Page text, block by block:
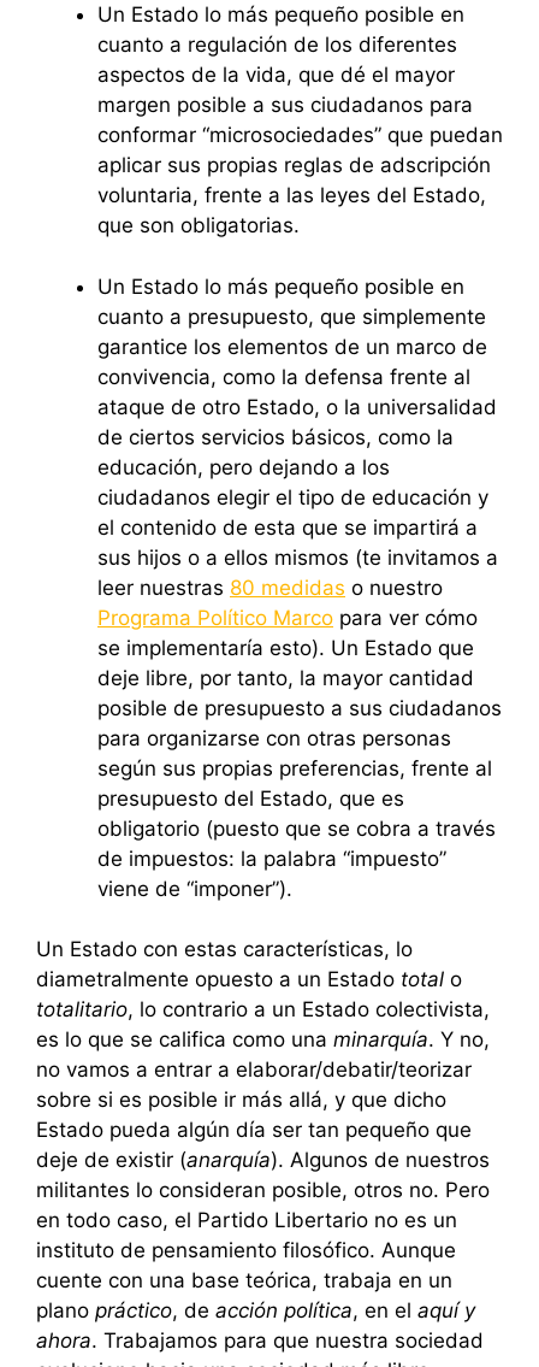
Un Estado lo más pequeño posible en
cuanto a regulación de los diferentes
aspectos de la vida, que dé el mayor
margen posible a sus ciudadanos para
conformar “microsociedades” que puedan
aplicar sus propias reglas de adscripción
voluntaria, frente a las leyes del Estado,
que son obligatorias.
Un Estado lo más pequeño posible en
cuanto a presupuesto, que simplemente
garantice los elementos de un marco de
convivencia, como la defensa frente al
ataque de otro Estado, o la universalidad
de ciertos servicios básicos, como la
educación, pero dejando a los
ciudadanos elegir el tipo de educación y
el contenido de esta que se impartirá a
sus hijos o a ellos mismos (te invitamos a
leer nuestras 80 medidas o nuestro
Programa Político Marco para ver cómo
se implementaría esto). Un Estado que
deje libre, por tanto, la mayor cantidad
posible de presupuesto a sus ciudadanos
para organizarse con otras personas
según sus propias preferencias, frente al
presupuesto del Estado, que es
obligatorio (puesto que se cobra a través
de impuestos: la palabra “impuesto”
viene de “imponer”).
Un Estado con estas características, lo
diametralmente opuesto a un Estado total o
totalitario, lo contrario a un Estado colectivista,
es lo que se califica como una minarquía. Y no,
no vamos a entrar a elaborar/debatir/teorizar
sobre si es posible ir más allá, y que dicho
Estado pueda algún día ser tan pequeño que
deje de existir (anarquía). Algunos de nuestros
militantes lo consideran posible, otros no. Pero
en todo caso, el Partido Libertario no es un
instituto de pensamiento filosófico. Aunque
cuente con una base teórica, trabaja en un
plano práctico, de acción política, en el aquí y
ahora. Trabajamos para que nuestra sociedad